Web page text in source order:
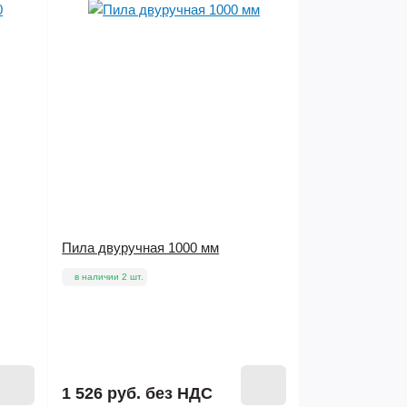
Пила двуручная 1000 мм
в наличии 2 шт.
1 526 руб. без НДС